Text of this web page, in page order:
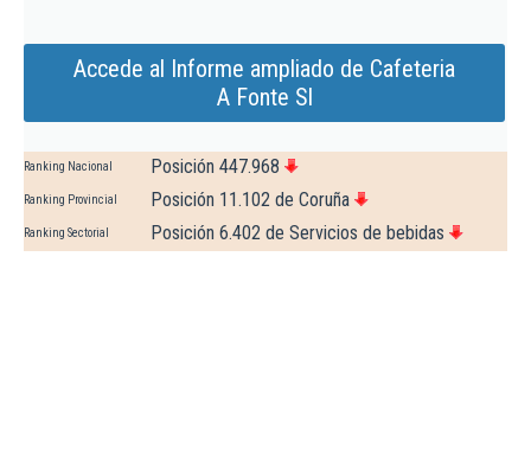
Accede al Informe ampliado de Cafeteria
A Fonte Sl
Ranking Nacional Posición 447.968
Ranking Provincial Posición 11.102 de Coruña
Ranking Sectorial Posición 6.402 de Servicios de bebidas